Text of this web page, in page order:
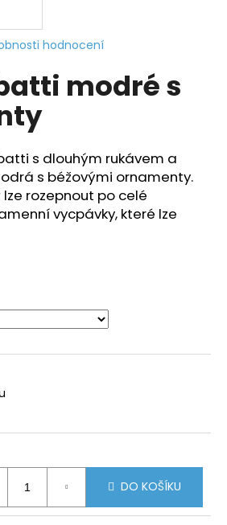
hodnocení
modré s
s dlouhým rukávem a
s béžovými ornamenty.
rozepnout po celé
vycpávky, které lze
DO KOŠÍKU
HLEDAT